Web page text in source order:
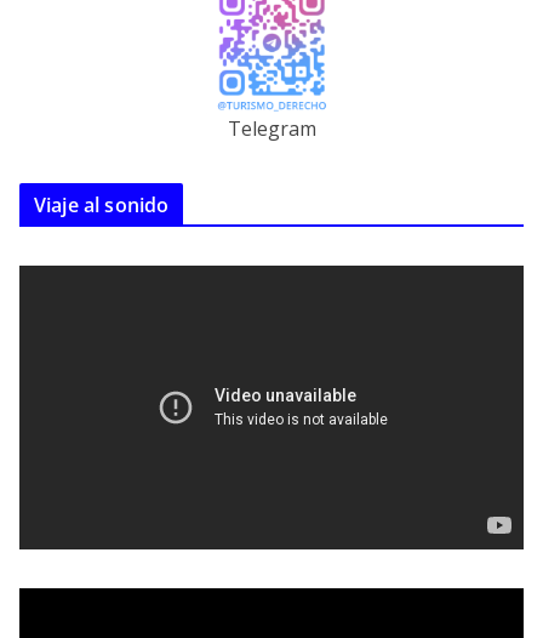
Telegram
Viaje al sonido